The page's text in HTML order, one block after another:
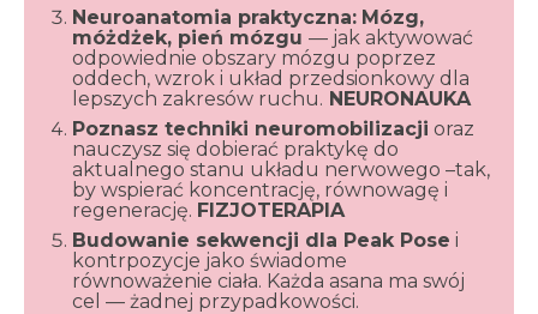
Neuroanatomia praktyczna: Mózg,
móżdżek, pień mózgu — jak aktywować
odpowiednie obszary mózgu poprzez
oddech, wzrok i układ przedsionkowy dla
lepszych zakresów ruchu. NEURONAUKA
Poznasz techniki neuromobilizacji oraz
nauczysz się dobierać praktykę do
aktualnego stanu układu nerwowego –tak,
by wspierać koncentrację, równowagę i
regenerację. FIZJOTERAPIA
Budowanie sekwencji dla Peak Pose i
kontrpozycje jako świadome
równoważenie ciała. Każda asana ma swój
cel — żadnej przypadkowości.